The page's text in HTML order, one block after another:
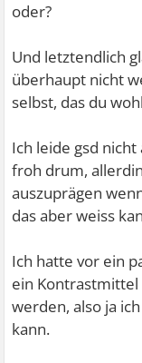
oder?
Und letztendlich
überhaupt nicht
selbst, das du
Ich leide gsd
froh drum,
auszuprägen
das aber weiss
Ich hatte vor ein
ein
werden, also ja
kann.